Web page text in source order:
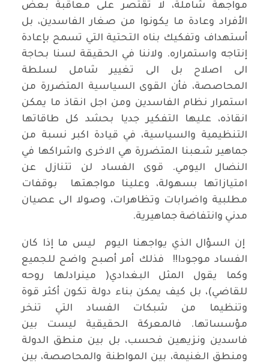
مواجهة شاملة، لا تقتصر على معاقبة بعض
الأفراد وعادة ما يكونوا من صغار الفاسدين، بل
أستهداف وتفكيك بناه التحتية التي تسمح بإعادة
إنتاجه واستمراره. ولاننا في الحقيقة لسنا بحاجة
الى اصلاح بل الى تغيير شامل لسلطة
المحاصصة، فأن القوى السياسية المتضررة من
استمرار نظام الفاسدين ومن اجل انقاذ ما يمكن
انقاذه، عليها التفكير جديا بحشد كل طاقاتها
التنظيمية والسياسية، في قيادة اكبر نسبة من
جماهير شعبنا المتضررة هي الاخرى واشراكها في
النضال اليومي. قوى الفساد لن تتنازل عن
امتيازاتها بسهولة، وعلينا مواجهتها بوقفات
مطلبية واضرابات وتظاهرات، وصولا الى عصيان
مدني وانتفاضة جماهيرية.
إن السؤال الذي يواجهنا اليوم ليس ما إذا كان
الفساد موجودا!! فذلك أمر أصبح واضح للجميع
وكما يقول المثل البغدادي( مينرادلها روحه
للقاضي)، بل كيف يمكن بناء دولة تكون أكثر قوة
وتنظيما من شبكات الفساد التي تنخر
مؤسساتها. فالمعركة الحقيقية ليست بين
فاسدين ونزيهين فحسب، بل بين منطق الدولة
ومنطق الغنيمة، بين المواطنة والمحاصصة، بين